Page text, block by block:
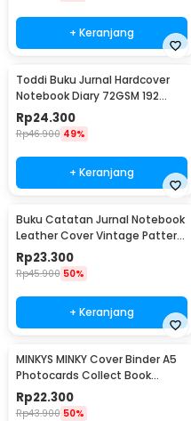
+ Keranjang
Toddi Buku Jurnal Hardcover
Notebook Diary 72GSM 192
Halaman Lined - CW-60
Rp24.300
Rp46.900 49%
+ Keranjang
Buku Catatan Jurnal Notebook
Leather Cover Vintage Pattern
- CW-64
Rp23.300
Rp45.900 50%
+ Keranjang
MINKYS MINKY Cover Binder A5
Photocards Collect Book
Postcard Holder - 2021
Rp22.300
Rp43.900 50%